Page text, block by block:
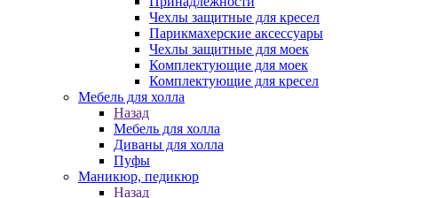
Чехлы защитные для кресел
Парикмахерские аксессуары
Чехлы защитные для моек
Комплектующие для моек
Комплектующие для кресел
Мебель для холла
Назад
Мебель для холла
Диваны для холла
Пуфы
Маникюр, педикюр
Назад